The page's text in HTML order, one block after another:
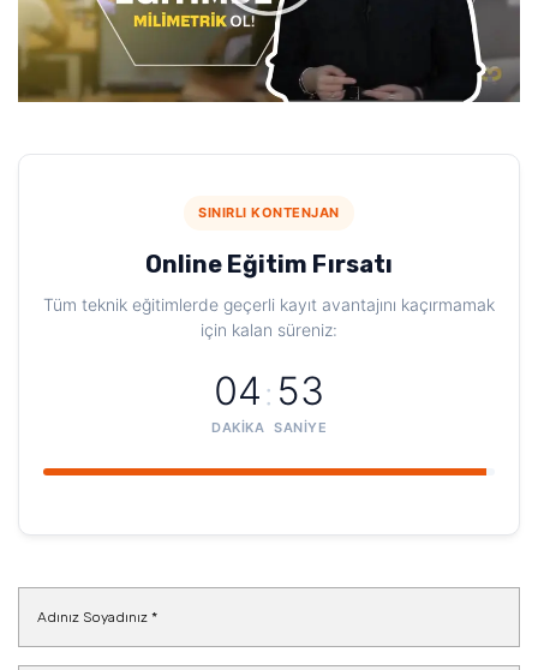
SINIRLI KONTENJAN
Online Eğitim Fırsatı
Tüm teknik eğitimlerde geçerli kayıt avantajını kaçırmamak
için kalan süreniz:
04
DAKIKA
: 52
SANIYE